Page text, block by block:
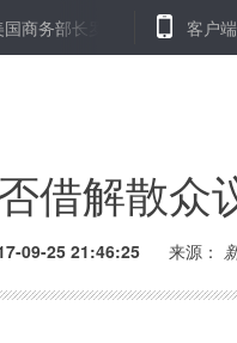
罗斯 让优秀企业家精神
客户端
借解散众
09-25 21:46:25 来源：